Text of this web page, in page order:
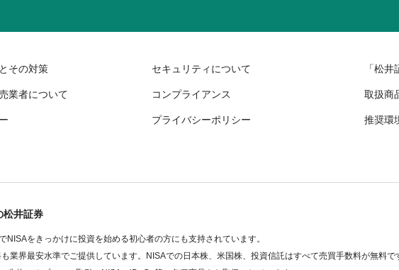
その対策 セキュリティについて 「松
業者について コンプライアンス 取扱商
プライバシーポリシー 推奨環
松井証券
をきっかけに投資を始める初心者の方にも支持されています。
界最安水準でご提供しています。NISAでの日本株、米国株、投資信託はすべて売買手数料が無料で